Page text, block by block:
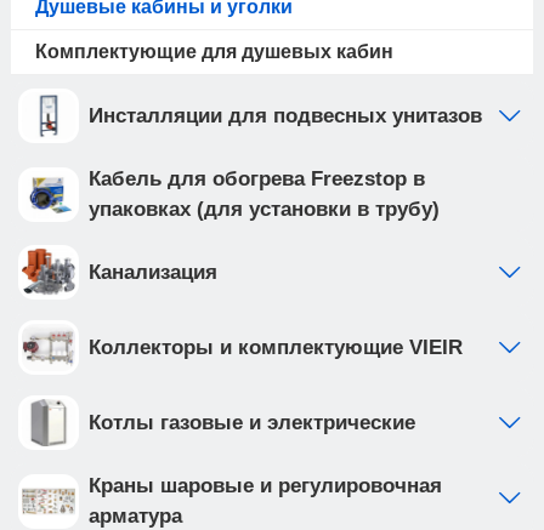
Картридж смесителя: подвижные пластины
устойчивыми к истиранию. Магнитная лента:
закрытом положении, не давая попадать воде
на пол и стены. Дверные ролики: оснащены
Обеспечивают надежную, плавную и
бесшумную работу дверей. Каркас: сборно-
(молотковой) окраской
Душевые кабины и уголки
Комплектующие для душевых кабин
Инсталляции для подвесных унитазов
Кабель для обогрева Freezstop в
упаковках (для установки в трубу)
Канализация
Коллекторы и комплектующие VIEIR
Котлы газовые и электрические
Краны шаровые и регулировочная
арматура